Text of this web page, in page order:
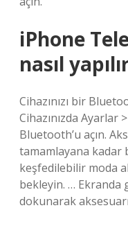
iPhone
nasıl
Cihazınızı bir
Cihazınızda Ayarlar
Bluetooth’u açın.
tamamlayana kadar
keşfedilebilir moda
bekleyin. … Ekranda
dokunarak